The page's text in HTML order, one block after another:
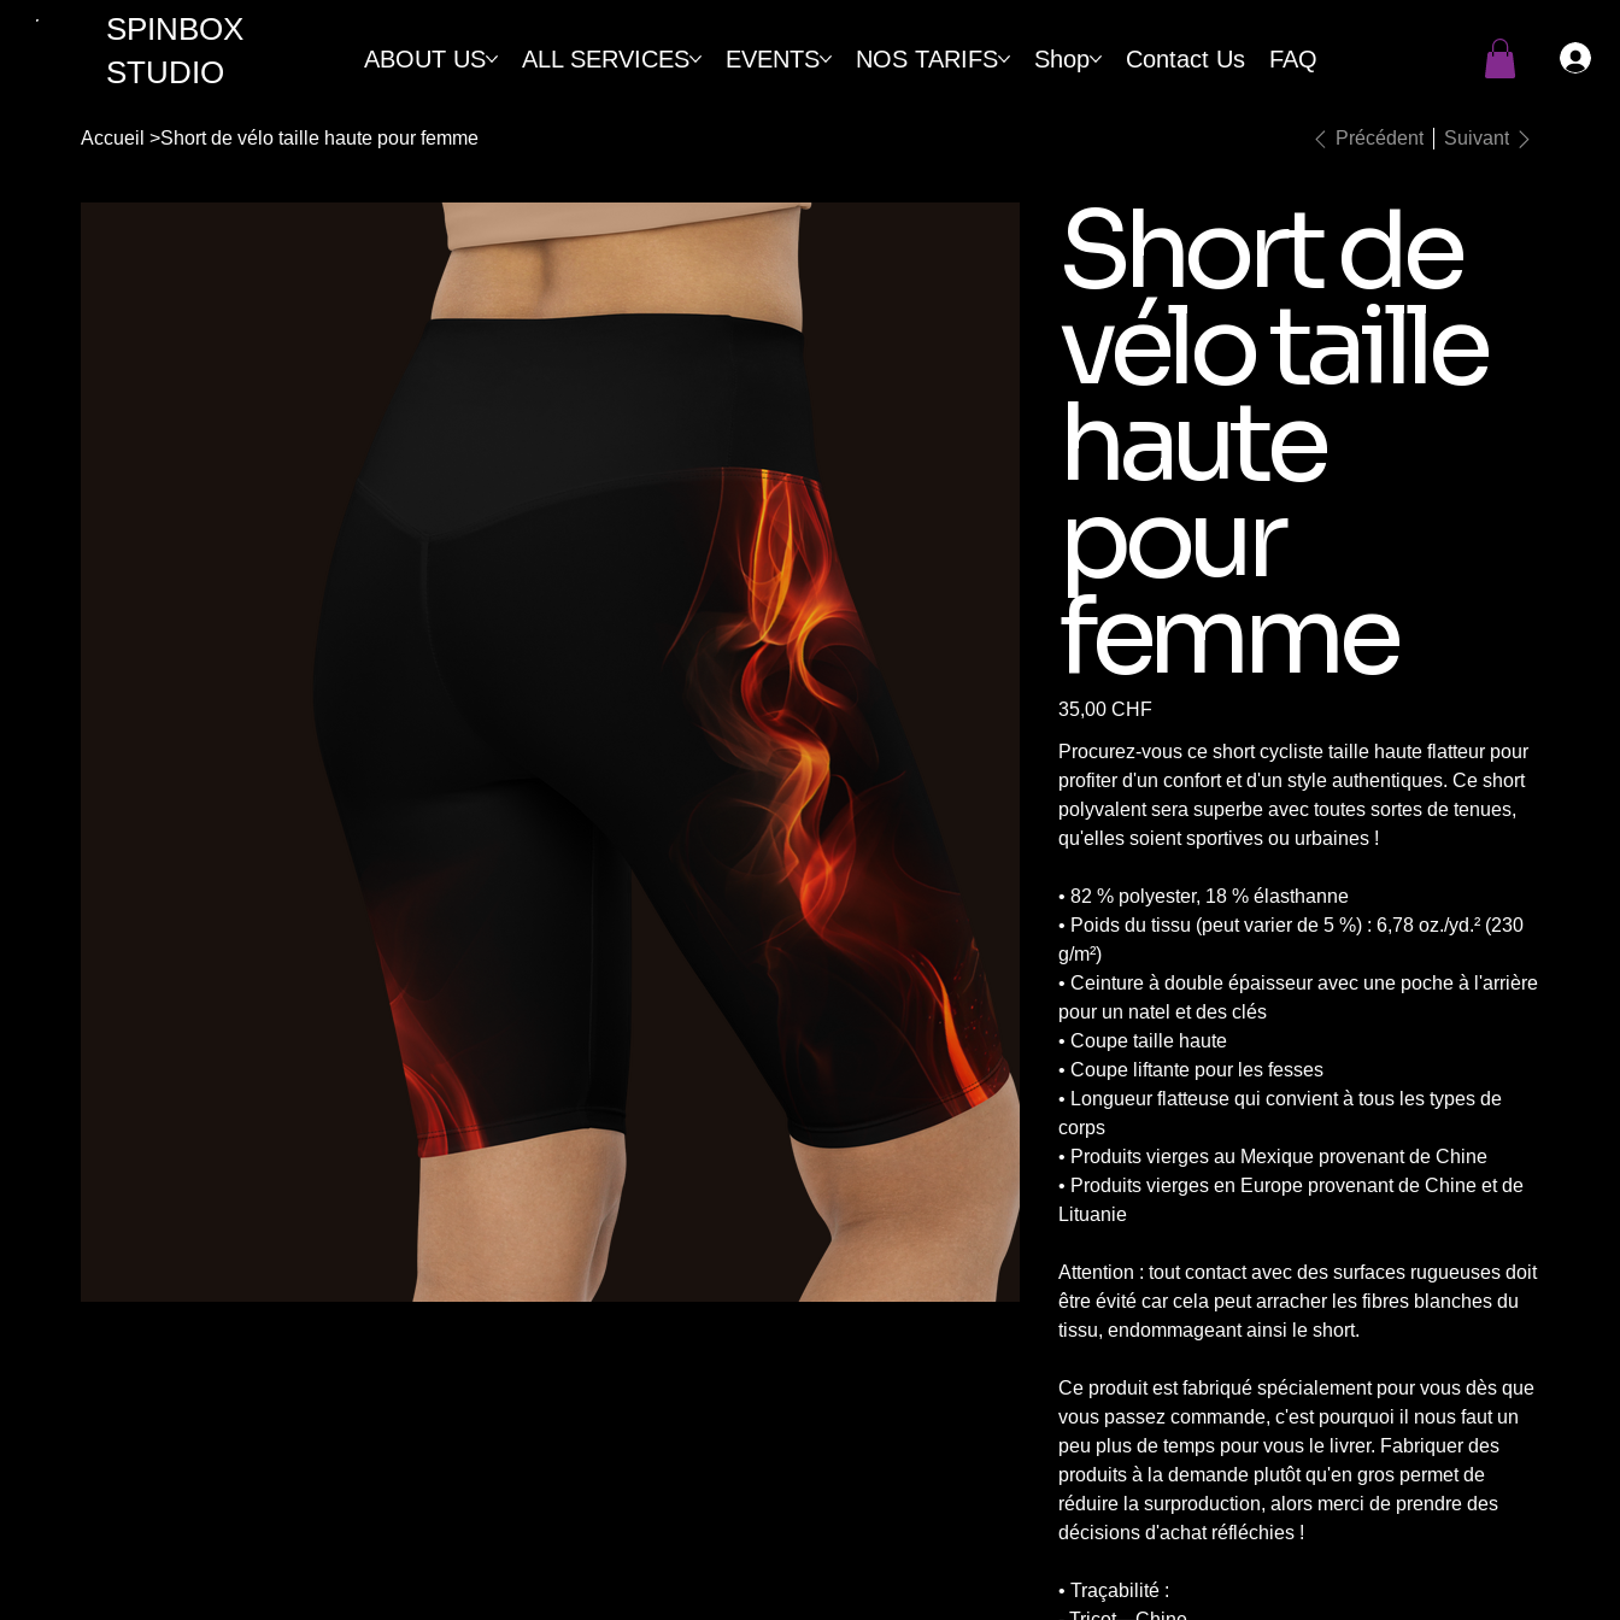
SPINBOX
STUDIO
ABOUT US ALL SERVICES EVENTS NOS TARIFS Shop Contact Us FAQ
Accueil >Short de vélo taille haute pour femme Précédent Suivant
Short de
vélo taille
haute
pour
femme
Prix
35,00 CHF
Procurez-vous ce short cycliste taille haute flatteur pour
profiter d'un confort et d'un style authentiques. Ce short
polyvalent sera superbe avec toutes sortes de tenues,
qu'elles soient sportives ou urbaines !
• 82 % polyester, 18 % élasthanne
• Poids du tissu (peut varier de 5 %) : 6,78 oz./yd.² (230
g/m²)
• Ceinture à double épaisseur avec une poche à l'arrière
pour un natel et des clés
• Coupe taille haute
• Coupe liftante pour les fesses
• Longueur flatteuse qui convient à tous les types de
corps
• Produits vierges au Mexique provenant de Chine
• Produits vierges en Europe provenant de Chine et de
Lituanie
Attention : tout contact avec des surfaces rugueuses doit
être évité car cela peut arracher les fibres blanches du
tissu, endommageant ainsi le short.
Ce produit est fabriqué spécialement pour vous dès que
vous passez commande, c'est pourquoi il nous faut un
peu plus de temps pour vous le livrer. Fabriquer des
produits à la demande plutôt qu'en gros permet de
réduire la surproduction, alors merci de prendre des
décisions d'achat réfléchies !
• Traçabilité :